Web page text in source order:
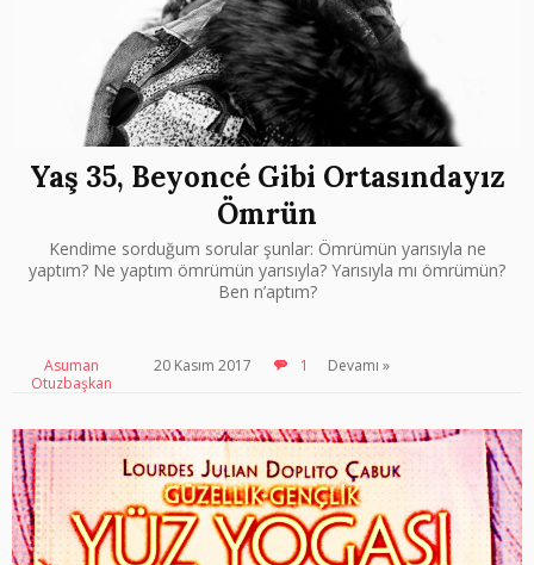
Yaş 35, Beyoncé Gibi Ortasındayız
Ömrün
Kendime sorduğum sorular şunlar: Ömrümün yarısıyla ne
yaptım? Ne yaptım ömrümün yarısıyla? Yarısıyla mı ömrümün?
Ben n’aptım?
Asuman
Otuzbaşkan
20 Kasım 2017 1 Devamı »